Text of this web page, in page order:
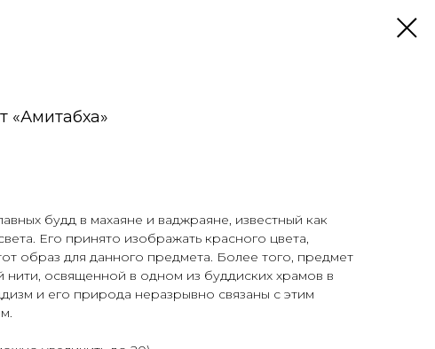
«Амитабха»
будд в махаяне и ваджраяне, известный как
Его принято изображать красного цвета,
образ для данного предмета. Более того, предмет
освященной в одном из буддиских храмов в
и его природа неразрывно связаны с этим